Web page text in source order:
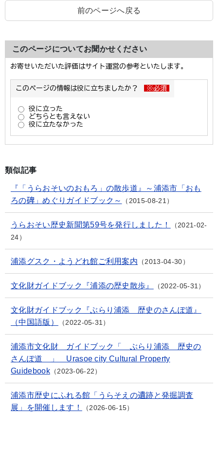
前のページへ戻る
このページについてお聞かせください
類似記事
『「うらおそいのおもろ」の散歩道』～浦添市「おも
ろの碑」めぐりガイドブック～
2015-08-21
うらおそい歴史新聞第59号を発行しました！
2021-02-
24
浦添グスク・ようどれ館ご利用案内 2013-04-30
文化財ガイドブック『浦添の歴史散歩』 2022-05-31
文化財ガイドブック『ぶらり浦添 歴史のさんぽ道』
（中国語版）
2022-05-31
浦添市文化財 ガイドブック「 ぶらり浦添 歴史の
さんぽ道 」 Urasoe city Cultural Property
Guidebook
2023-06-22
浦添市歴史にふれる館「うらそえの遺跡と発掘調査
展」を開催します！
2026-06-15